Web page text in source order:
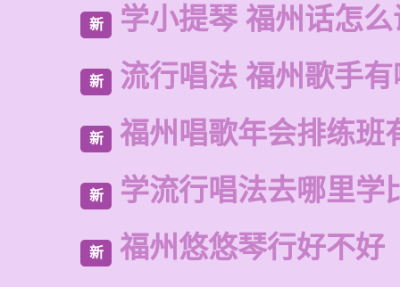
新 学小提琴 福州话怎
新 流行唱法 福州歌手
新 福州唱歌年会排练班
新 学流行唱法去哪里学
新 福州悠悠琴行好不好